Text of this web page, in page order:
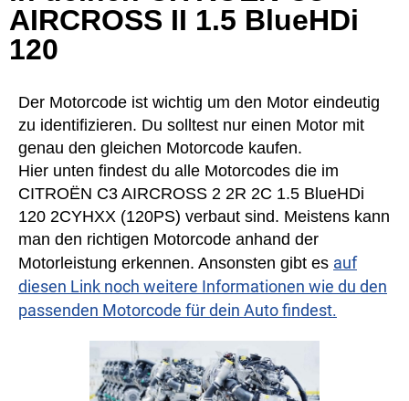
AIRCROSS II 1.5 BlueHDi
120
Der Motorcode ist wichtig um den Motor eindeutig
zu identifizieren. Du solltest nur einen Motor mit
genau den gleichen Motorcode kaufen.
Hier unten findest du alle Motorcodes die im
CITROËN C3 AIRCROSS 2 2R 2C 1.5 BlueHDi
120 2CYHXX (120PS) verbaut sind. Meistens kann
man den richtigen Motorcode anhand der
Motorleistung erkennen. Ansonsten gibt es auf
diesen Link noch weitere Informationen wie du den
passenden Motorcode für dein Auto findest.